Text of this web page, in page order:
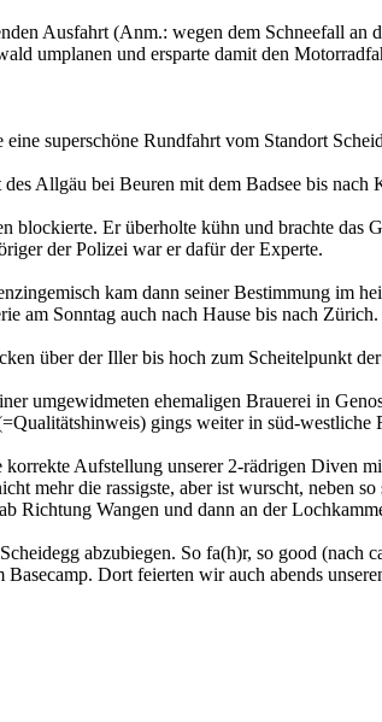
Ausfahrt (Anm.: wegen dem Schneefall an
umplanen und ersparte damit den
superschöne Rundfahrt vom Standort
Allgäu bei Beuren mit dem Badsee bis nach
Er überholte kühn und brachte das
der Polizei war er dafür der Experte.
kam dann seiner Bestimmung im
am Sonntag auch nach Hause bis nach Zürich.
über der Iller bis hoch zum Scheitelpunkt
umgewidmeten ehemaligen Brauerei in
gings weiter in süd-westliche
Aufstellung unserer 2-rädrigen Diven
mehr die rassigste, aber ist wurscht, neben
Richtung Wangen und dann an der
abzubiegen. So fa(h)r, so good (nach
Dort feierten wir auch abends